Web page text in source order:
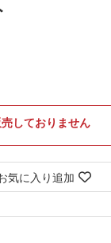
しておりません
気に入り追加